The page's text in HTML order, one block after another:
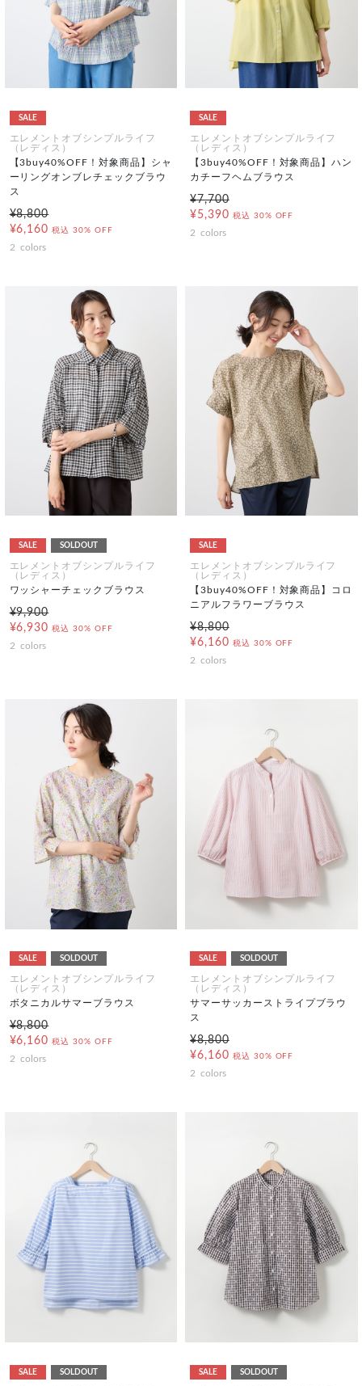
SALE
エレメントオブシンプルライフ
（レディス）
【3buy40%OFF！対象商品】シャ
ーリングオンブレチェックブラウ
ス
¥8,800
¥6,160 税込 30% OFF
2 colors
SALE
エレメントオブシンプルライフ
（レディス）
【3buy40%OFF！対象商品】ハン
カチーフヘムブラウス
¥7,700
¥5,390 税込 30% OFF
2 colors
SALE SOLDOUT
エレメントオブシンプルライフ
（レディス）
ワッシャーチェックブラウス
¥9,900
¥6,930 税込 30% OFF
2 colors
SALE
エレメントオブシンプルライフ
（レディス）
【3buy40%OFF！対象商品】コロ
ニアルフラワーブラウス
¥8,800
¥6,160 税込 30% OFF
2 colors
SALE SOLDOUT
エレメントオブシンプルライフ
（レディス）
ボタニカルサマーブラウス
¥8,800
¥6,160 税込 30% OFF
2 colors
SALE SOLDOUT
エレメントオブシンプルライフ
（レディス）
サマーサッカーストライプブラウ
ス
¥8,800
¥6,160 税込 30% OFF
2 colors
SALE SOLDOUT SALE SOLDOUT